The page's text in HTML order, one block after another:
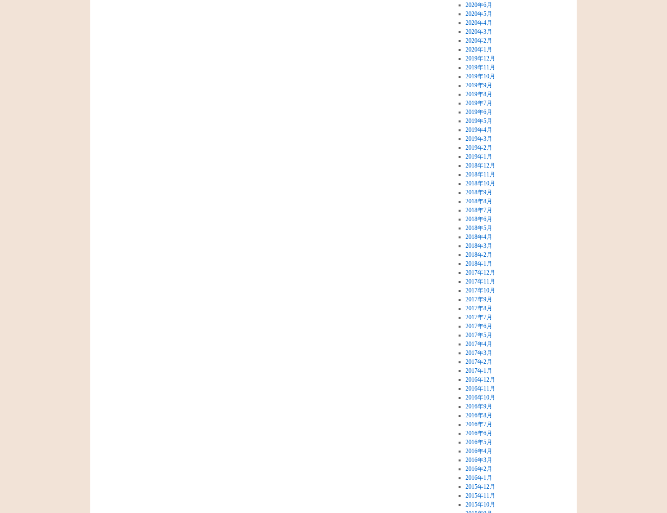
2020年6月
2020年5月
2020年4月
2020年3月
2020年2月
2020年1月
2019年12月
2019年11月
2019年10月
2019年9月
2019年8月
2019年7月
2019年6月
2019年5月
2019年4月
2019年3月
2019年2月
2019年1月
2018年12月
2018年11月
2018年10月
2018年9月
2018年8月
2018年7月
2018年6月
2018年5月
2018年4月
2018年3月
2018年2月
2018年1月
2017年12月
2017年11月
2017年10月
2017年9月
2017年8月
2017年7月
2017年6月
2017年5月
2017年4月
2017年3月
2017年2月
2017年1月
2016年12月
2016年11月
2016年10月
2016年9月
2016年8月
2016年7月
2016年6月
2016年5月
2016年4月
2016年3月
2016年2月
2016年1月
2015年12月
2015年11月
2015年10月